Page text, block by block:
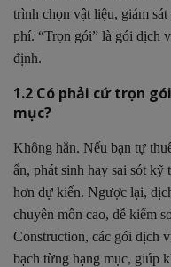
trình chọn vật liệu, giám
phí. “Trọn gói” là gói dịch
định.
1.2 Có phải cứ trọn
mục?
Không hẳn. Nếu bạn tự
ẩn, phát sinh hay sai sót
hơn dự kiến. Ngược lại,
chuyên môn cao, dễ kiểm
Construction, các gói dịch
bạch từng hạng mục, giúp